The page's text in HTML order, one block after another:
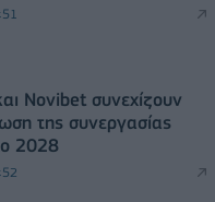
Novibet συνεχίζουν
της συνεργασίας
2028